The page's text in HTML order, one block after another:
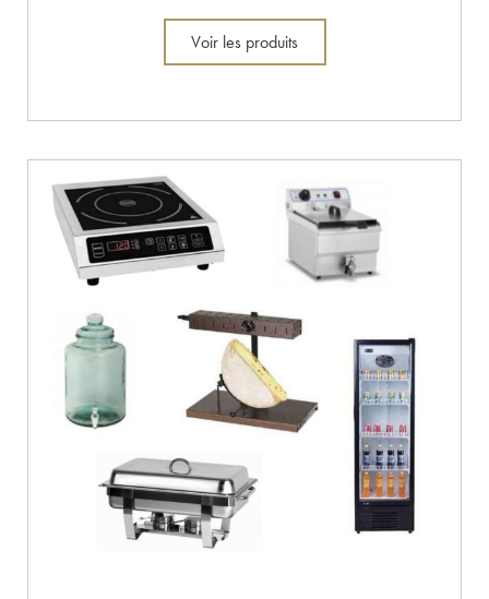
Voir les produits